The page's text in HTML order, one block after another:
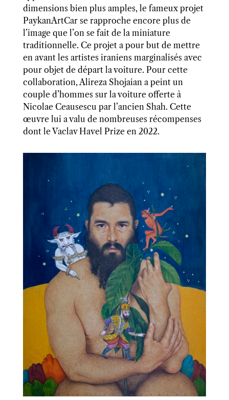
dimensions bien plus amples, le fameux projet
PaykanArtCar se rapproche encore plus de
l’image que l’on se fait de la miniature
traditionnelle. Ce projet a pour but de mettre
en avant les artistes iraniens marginalisés avec
pour objet de départ la voiture. Pour cette
collaboration, Alireza Shojaian a peint un
couple d’hommes sur la voiture offerte à
Nicolae Ceausescu par l’ancien Shah. Cette
œuvre lui a valu de nombreuses récompenses
dont le Vaclav Havel Prize en 2022.